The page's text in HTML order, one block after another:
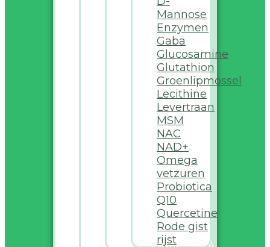
Mannose
Enzymen
Gaba
Glucosamine
Glutathion
Groenlipmossel
Lecithine
Levertraan
MSM
NAC
NAD+
Omega
vetzuren
Probiotica
Q10
Quercetine
Rode gist
rijst